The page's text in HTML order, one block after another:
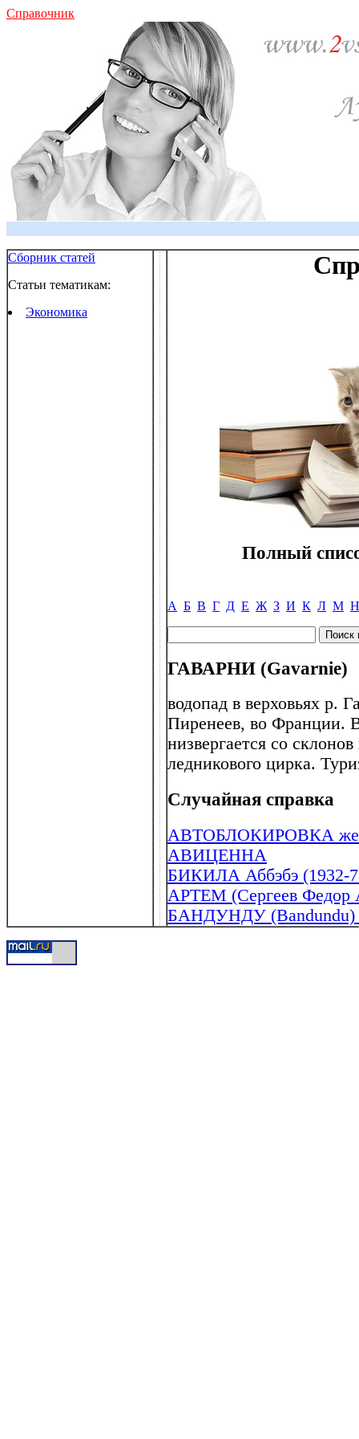
Справочник
Сборник статей
Статьи тематикам:
Экономика
Полный
А Б В Г Д Е Ж З И К Л М Н
ГАВАРНИ (Gavarnie)
водопад в верховьях р.
Пиренеев, во Франции.
низвергается со
ледникового цирка.
Случайная справка
АВТОБЛОКИРОВКА
АВИЦЕННА
БИКИЛА Аббэбэ (1932-
АРТЕМ (Сергеев Федор
БАНДУНДУ (Bandundu)